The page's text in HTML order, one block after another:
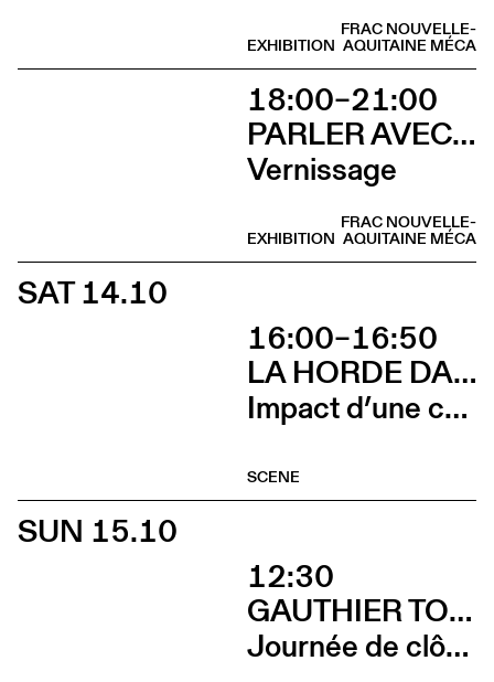
FRAC NOUVELLE-
AQUITAINE MÉCA
EXHIBITION
18:00–21:00
PARLER AVEC ELLES
Vernissage
FRAC NOUVELLE-
AQUITAINE MÉCA
EXHIBITION
SAT 14.10
16:00–16:50
LA HORDE DANS LES PAVÉS
Impact d’une course x Stadium
SCENE
SUN 15.10
12:30
GAUTHIER TOUX TRIO / LOUIS JUCKER / YILIAN CAÑIZARES
Journée de clôture du FAB (Brunch)